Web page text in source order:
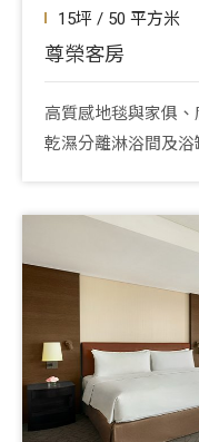
尊榮客房
15坪 / 50 平方米
高質感地毯與家俱
乾濕分離淋浴間及浴